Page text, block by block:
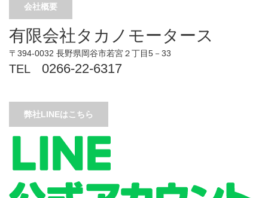
会社概要
有限会社タカノモータース
〒394-0032 長野県岡谷市若宮２丁目5－33
TEL 0266-22-6317
弊社LINEはこちら